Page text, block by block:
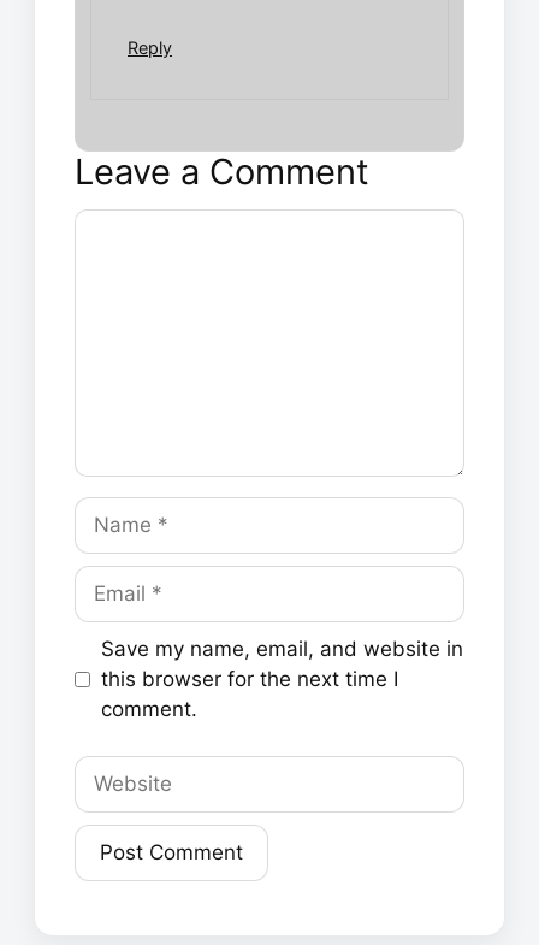
Reply
Leave a Comment
Comment
Name
Email
Save my name, email, and website in
this browser for the next time I
comment.
Website